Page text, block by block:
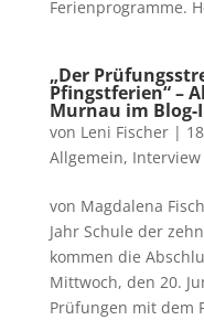
Ferienprogramme.
„Der
Pfingstferien“ –
Murnau im
von Leni Fischer|
Allgemein, Interview
von Magdalena
Jahr Schule der
kommen die
Mittwoch, den 20.
Prüfungen mit dem